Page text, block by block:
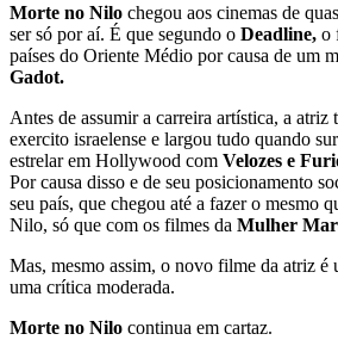
Morte no Nilo chegou aos cinemas de
ser só por aí. É que segundo o Deadline, o
países do Oriente Médio por causa de um
Gadot.
Antes de assumir a carreira artística, a atriz
exercito israelense e largou tudo quando
estrelar em Hollywood com Velozes e
Por causa disso e de seu posicionamento
seu país, que chegou até a fazer o mesmo
Nilo, só que com os filmes da Mulher
Mas, mesmo assim, o novo filme da atriz é
uma crítica moderada.
Morte no Nilo continua em cartaz.